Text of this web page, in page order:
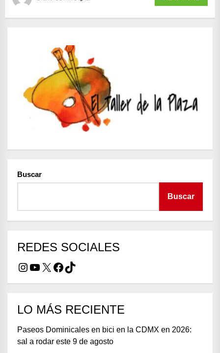
Buscar
Buscar
REDES SOCIALES
Instagram
YouTube
X Facebook
TikTok
LO MÁS RECIENTE
Paseos Dominicales en bici en la CDMX en 2026:
sal a rodar este 9 de agosto